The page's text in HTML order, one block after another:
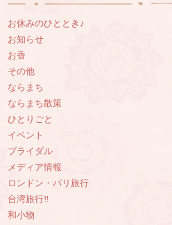
お休みのひととき♪
お知らせ
お香
その他
ならまち
ならまち散策
ひとりごと
イベント
ブライダル
メディア情報
ロンドン・パリ旅行
台湾旅行‼︎
和小物